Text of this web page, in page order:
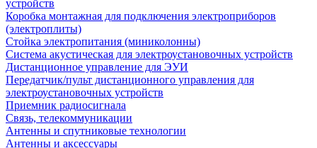
устройств
Коробка монтажная для подключения электроприборов
(электроплиты)
Стойка электропитания (миниколонны)
Система акустическая для электроустановочных устройств
Дистанционное управление для ЭУИ
Передатчик/пульт дистанционного управления для
электроустановочных устройств
Приемник радиосигнала
Связь, телекоммуникации
Антенны и спутниковые технологии
Антенны и аксессуары